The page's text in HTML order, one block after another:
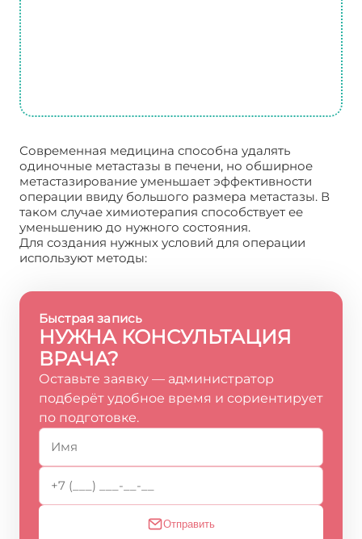
Современная медицина способна удалять
одиночные метастазы в печени, но обширное
метастазирование уменьшает эффективности
операции ввиду большого размера метастазы. В
таком случае химиотерапия способствует ее
уменьшению до нужного состояния.
Для создания нужных условий для операции
используют методы:
Быстрая запись
НУЖНА КОНСУЛЬТАЦИЯ
ВРАЧА?
Оставьте заявку — администратор
подберёт удобное время и сориентирует
по подготовке.
Отправить